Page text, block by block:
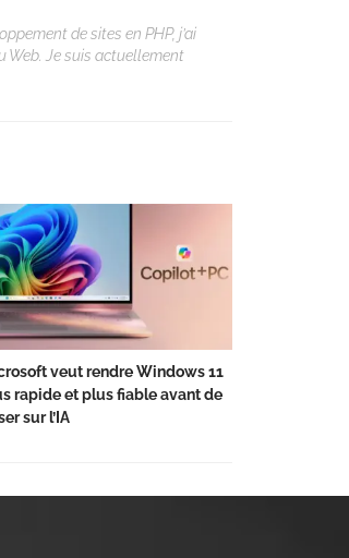
de sites en PHP, j’ai
Web. Je suis actuellement
veut rendre Windows 11
rapide et plus fiable avant de
sur l’IA